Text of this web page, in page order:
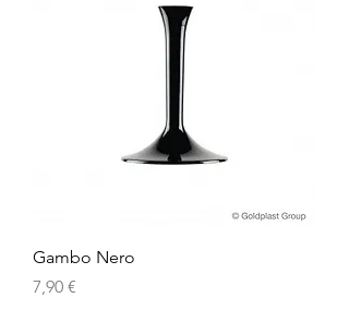
Gambo Nero
Prezzo
7,90 €